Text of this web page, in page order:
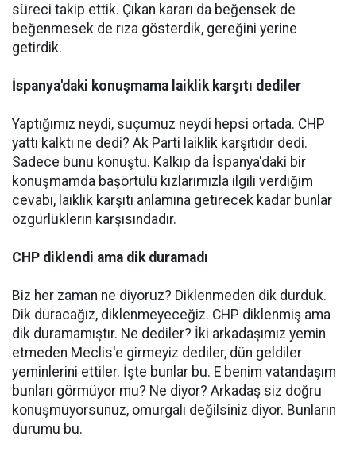
süreci takip ettik. Çıkan kararı da beğensek de
beğenmesek de rıza gösterdik, gereğini yerine
getirdik.
İspanya'daki konuşmama laiklik karşıtı dediler
Yaptığımız neydi, suçumuz neydi hepsi ortada. CHP
yattı kalktı ne dedi? Ak Parti laiklik karşıtıdır dedi.
Sadece bunu konuştu. Kalkıp da İspanya'daki bir
konuşmamda başörtülü kızlarımızla ilgili verdiğim
cevabı, laiklik karşıtı anlamına getirecek kadar bunlar
özgürlüklerin karşısındadır.
CHP diklendi ama dik duramadı
Biz her zaman ne diyoruz? Diklenmeden dik durduk.
Dik duracağız, diklenmeyeceğiz. CHP diklenmiş ama
dik duramamıştır. Ne dediler? İki arkadaşımız yemin
etmeden Meclis'e girmeyiz dediler, dün geldiler
yeminlerini ettiler. İşte bunlar bu. E benim vatandaşım
bunları görmüyor mu? Ne diyor? Arkadaş siz doğru
konuşmuyorsunuz, omurgalı değilsiniz diyor. Bunların
durumu bu.